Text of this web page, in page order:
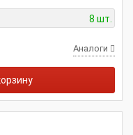
8 шт.
Аналоги